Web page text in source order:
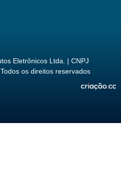
Eletrônicos Ltda. | CNPJ
os direitos reservados